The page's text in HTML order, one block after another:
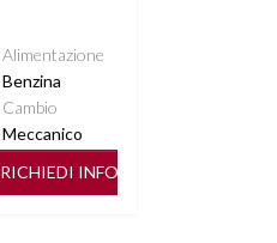
Alimentazione
Benzina
Cambio
Meccanico
RICHIEDI INFO